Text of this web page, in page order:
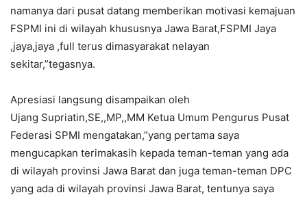
namanya dari pusat datang memberikan motivasi kemajuan
FSPMI ini di wilayah khususnya Jawa Barat,FSPMI Jaya
,jaya,jaya ,full terus dimasyarakat nelayan
sekitar,”tegasnya.
Apresiasi langsung disampaikan oleh
Ujang Supriatin,SE,,MP,,MM Ketua Umum Pengurus Pusat
Federasi SPMI mengatakan,”yang pertama saya
mengucapkan terimakasih kepada teman-teman yang ada
di wilayah provinsi Jawa Barat dan juga teman-teman DPC
yang ada di wilayah provinsi Jawa Barat, tentunya saya